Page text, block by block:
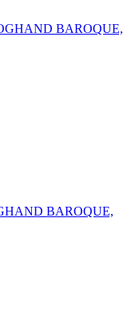
BAROQUE,
BAROQUE,